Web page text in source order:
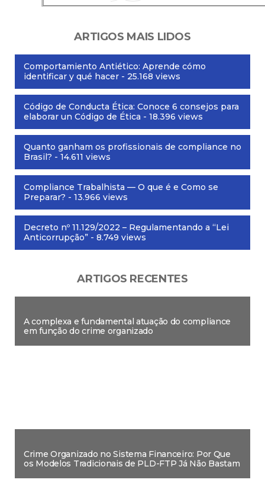
ARTIGOS MAIS LIDOS
Comportamiento Antiético: Aprende cómo
identificar y qué hacer - 25.168 views
Código de Conducta Ética: Conoce 6 consejos para
elaborar un Código de Ética - 18.396 views
Quanto ganham os profissionais de compliance no
Brasil? - 14.611 views
Compliance Trabalhista — O que é e Como se
Preparar? - 13.966 views
Decreto nº 11.129/2022 – Regulamentando a “Lei
Anticorrupção” - 8.749 views
ARTIGOS RECENTES
A complexa e fundamental atuação do compliance
em função do crime organizado
Crime Organizado no Sistema Financeiro: Por Que
os Modelos Tradicionais de PLD-FTP Já Não Bastam